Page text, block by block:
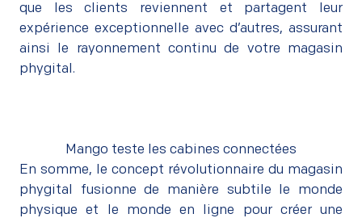
que les clients reviennent et partagent leur
expérience exceptionnelle avec d’autres, assurant
ainsi le rayonnement continu de votre magasin
phygital.
Mango teste les cabines connectées
En somme, le concept révolutionnaire du magasin
phygital fusionne de manière subtile le monde
physique et le monde en ligne pour créer une